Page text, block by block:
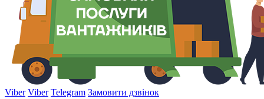
Viber Viber Telegram Замовити дзвінок